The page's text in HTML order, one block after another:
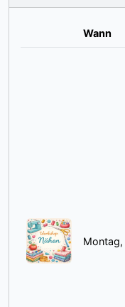
Wann
Montag,